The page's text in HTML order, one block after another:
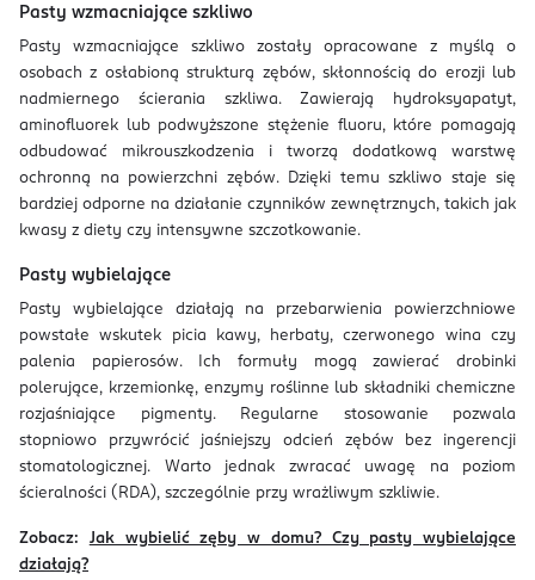
Pasty wzmacniające szkliwo
Pasty wzmacniające szkliwo zostały opracowane z myślą o
osobach z osłabioną strukturą zębów, skłonnością do erozji lub
nadmiernego ścierania szkliwa. Zawierają hydroksyapatyt,
aminofluorek lub podwyższone stężenie fluoru, które pomagają
odbudować mikrouszkodzenia i tworzą dodatkową warstwę
ochronną na powierzchni zębów. Dzięki temu szkliwo staje się
bardziej odporne na działanie czynników zewnętrznych, takich jak
kwasy z diety czy intensywne szczotkowanie.
Pasty wybielające
Pasty wybielające działają na przebarwienia powierzchniowe
powstałe wskutek picia kawy, herbaty, czerwonego wina czy
palenia papierosów. Ich formuły mogą zawierać drobinki
polerujące, krzemionkę, enzymy roślinne lub składniki chemiczne
rozjaśniające pigmenty. Regularne stosowanie pozwala
stopniowo przywrócić jaśniejszy odcień zębów bez ingerencji
stomatologicznej. Warto jednak zwracać uwagę na poziom
ścieralności (RDA), szczególnie przy wrażliwym szkliwie.
Zobacz: Jak wybielić zęby w domu? Czy pasty wybielające
działają?